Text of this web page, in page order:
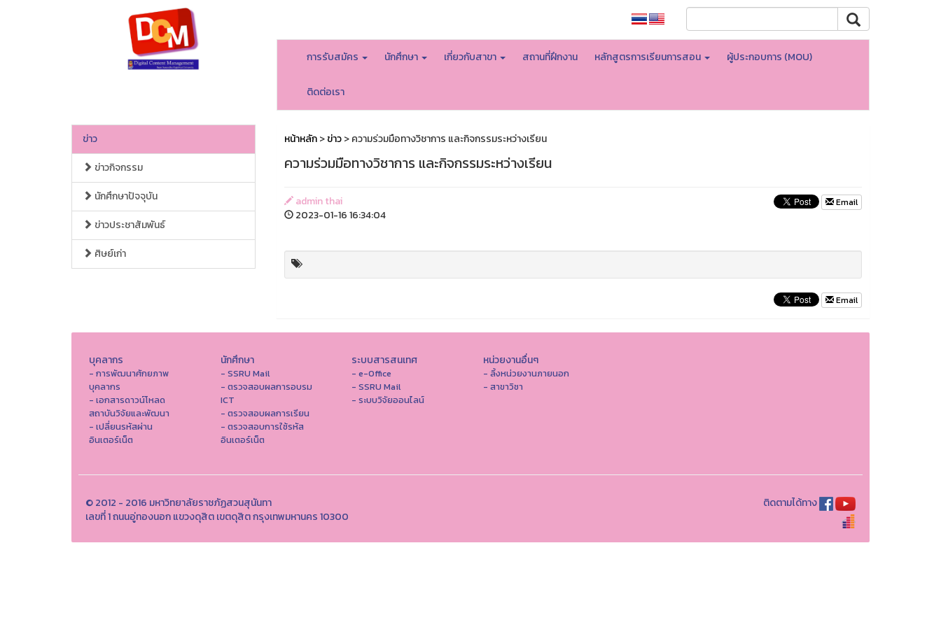
การรับสมัคร นักศึกษา เกี่ยวกับสาขา สถานที่ฝึกงาน หลักสูตรการเรียนการสอน ผู้ประกอบการ (MOU)
ติดต่อเรา
ข่าว
ข่าวกิจกรรม
นักศึกษาปัจจุบัน
ข่าวประชาสัมพันธ์
ศิษย์เก่า
หน้าหลัก>ข่าว> ความร่วมมือทางวิชาการ และกิจกรรมระหว่างเรียน
ความร่วมมือทางวิชาการ และกิจกรรมระหว่างเรียน
admin thai
2023-01-16 16:34:04
Email
Email
บุคลากร
- การพัฒนาศักยภาพ
บุคลากร
- เอกสารดาวน์โหลด
สถาบันวิจัยและพัฒนา
- เปลี่ยนรหัสผ่าน
อินเตอร์เน็ต
นักศึกษา
- SSRU Mail
- ตรวจสอบผลการอบรม
ICT
- ตรวจสอบผลการเรียน
- ตรวจสอบการใช้รหัส
อินเตอร์เน็ต
ระบบสารสนเทศ
- e-Office
- SSRU Mail
- ระบบวิจัยออนไลน์
หน่วยงานอื่นๆ
- ลิ้งหน่วยงานภายนอก
- สาขาวิชา
© 2012 - 2016 มหาวิทยาลัยราชภัฏสวนสุนันทา
เลขที่ 1 ถนนอู่ทองนอก แขวงดุสิต เขตดุสิต กรุงเทพมหานคร 10300
ติดตามได้ทาง